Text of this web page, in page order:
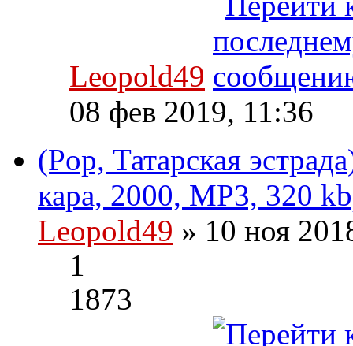
Leopold49
08 фев 2019, 11:36
(Pop, Татарская
кара, 2000, MP3, 320
Leopold49 » 10 ноя
1
1873